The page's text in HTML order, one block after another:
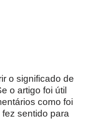
o significado de
o artigo foi útil
como foi
sentido para